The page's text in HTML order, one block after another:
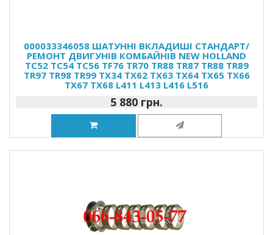
000033346058 ШАТУННІ ВКЛАДИШІ СТАНДАРТ/
РЕМОНТ ДВИГУНІВ КОМБАЙНІВ NEW HOLLAND
TC52 TC54 TC56 TF76 TR70 TR88 TR87 TR88 TR89
TR97 TR98 TR99 TX34 TX62 TX63 TX64 TX65 TX66
TX67 TX68 L411 L413 L416 L516
5 880 грн.